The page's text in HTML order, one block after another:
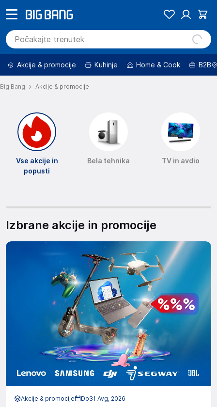
Akcije & promocije Kuhinje Home & Cook B2B
Big Bang Akcije & promocije
Vse akcije in
popusti
Bela tehnika TV in avdio
Izbrane akcije in promocije
Akcije & promocije Do31 Avg, 2026